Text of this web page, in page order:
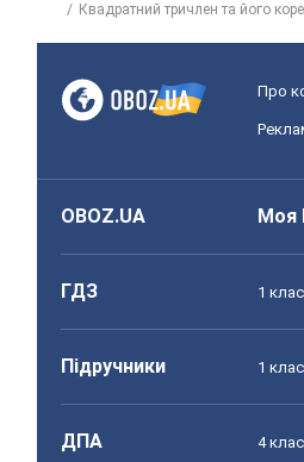
Квадратний тричлен та його
Про
OBOZ.UA Моя
ГДЗ 1 клас
Підручники 1 клас
ДПА 4 клас